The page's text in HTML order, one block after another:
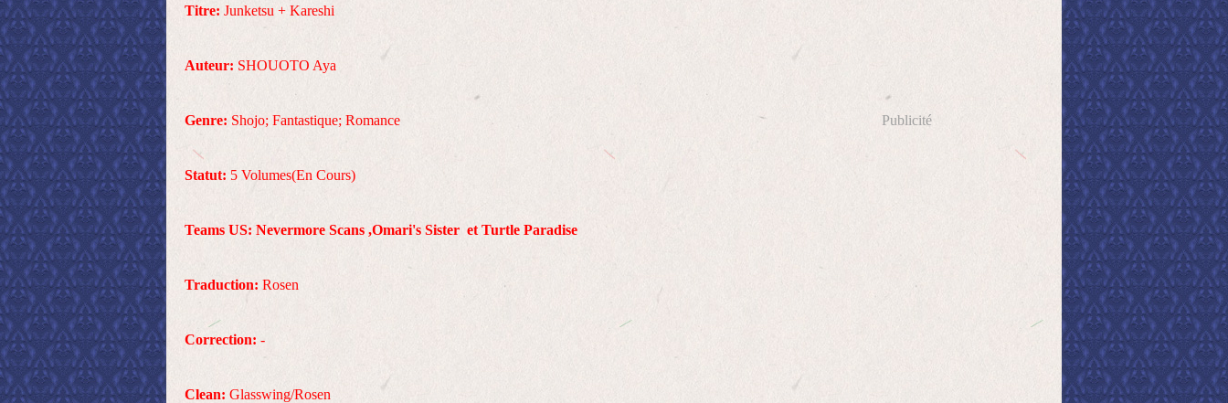
Titre: Junketsu + Kareshi
Auteur: SHOUOTO Aya
Genre: Shojo; Fantastique; Romance
Statut: 5 Volumes(En Cours)
Teams US: Nevermore Scans ,Omari's Sister et Turtle Paradise
Traduction: Rosen
Correction: -
Clean: Glasswing/Rosen
Publicité